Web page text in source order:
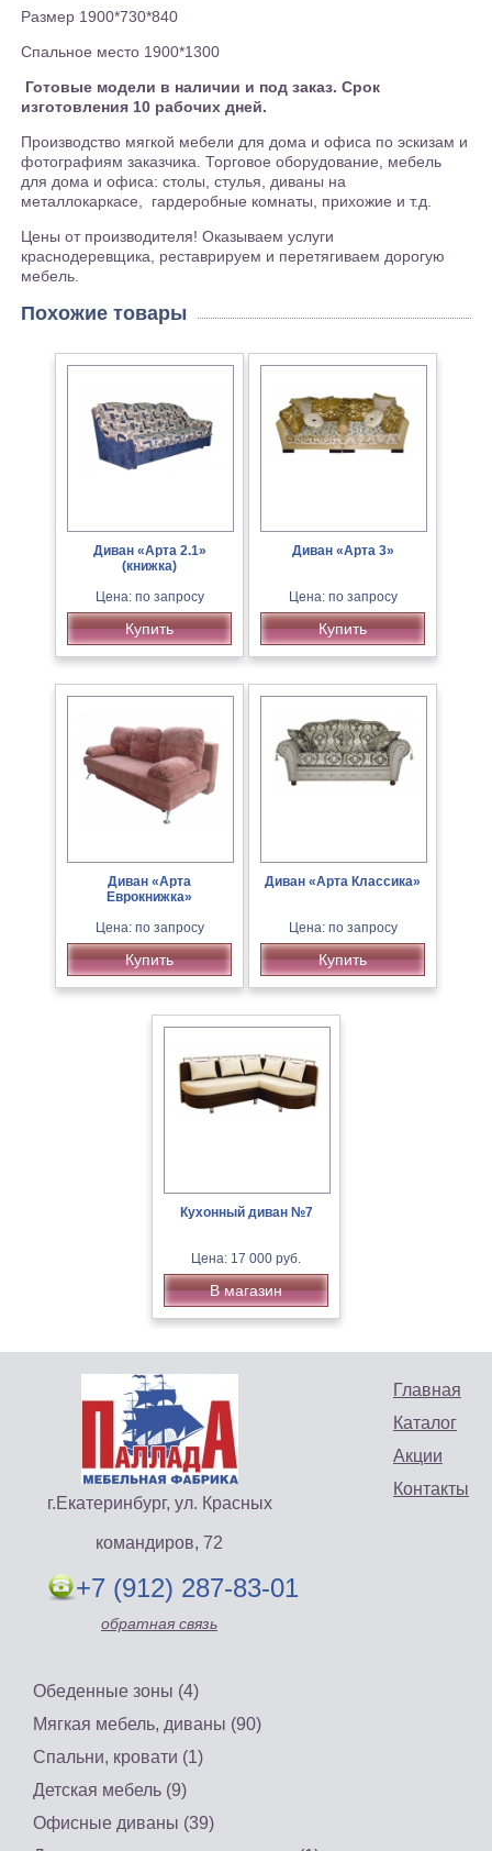
Размер 1900*730*840
Спальное место 1900*1300
Готовые модели в наличии и под заказ. Срок
изготовления 10 рабочих дней.
Производство мягкой мебели для дома и офиса по эскизам и
фотографиям заказчика. Торговое оборудование, мебель
для дома и офиса: столы, стулья, диваны на
металлокаркасе, гардеробные комнаты, прихожие и т.д.
Цены от производителя! Оказываем услуги
краснодеревщика, реставрируем и перетягиваем дорогую
мебель.
Похожие товары
Диван «Арта 2.1»
(книжка)
Цена: по запросу
Купить
Диван «Арта 3»
Цена: по запросу
Купить
Диван «Арта
Еврокнижка»
Цена: по запросу
Купить
Диван «Арта Классика»
Цена: по запросу
Купить
Кухонный диван №7
Цена: 17 000 руб.
В магазин
Главная
Каталог
Акции
Контакты
г.Екатеринбург, ул. Красных
командиров, 72
+7 (912) 287-83-01
обратная связь
Обеденные зоны (4)
Мягкая мебель, диваны (90)
Спальни, кровати (1)
Детская мебель (9)
Офисные диваны (39)